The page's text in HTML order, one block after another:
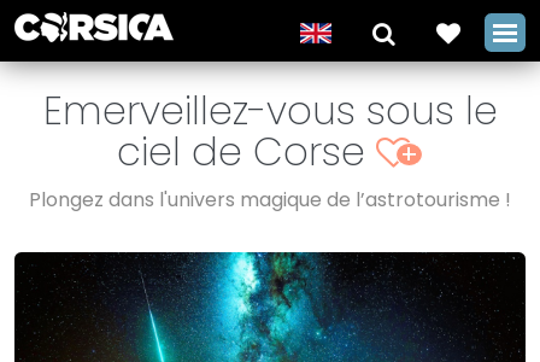
Emerveillez-vous sous le
ciel de Corse +
Plongez dans l'univers magique de l’astrotourisme !